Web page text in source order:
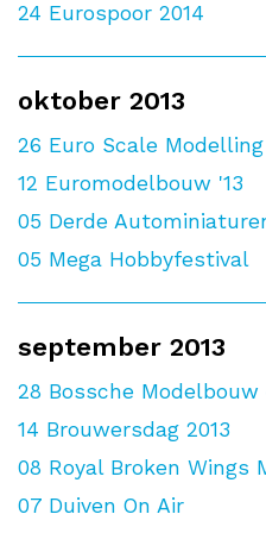
24 Eurospoor 2014
oktober 2013
26 Euro Scale Modelling
12 Euromodelbouw '13
05 Derde
05 Mega Hobbyfestival
september 2013
28 Bossche Modelbouw
14 Brouwersdag 2013
08 Royal Broken Wings
07 Duiven On Air